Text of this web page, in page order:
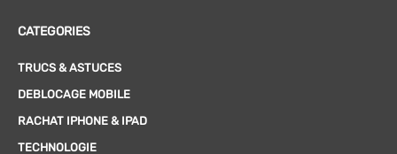
CATEGORIES
TRUCS & ASTUCES
DEBLOCAGE MOBILE
RACHAT IPHONE & IPAD
TECHNOLOGIE